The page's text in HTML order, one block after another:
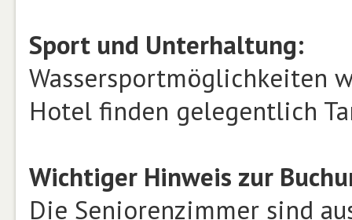
Sport und Unterhaltung:
Wassersportmöglichkeiten
Hotel finden gelegentlich
Wichtiger Hinweis zur
Die Seniorenzimmer sind